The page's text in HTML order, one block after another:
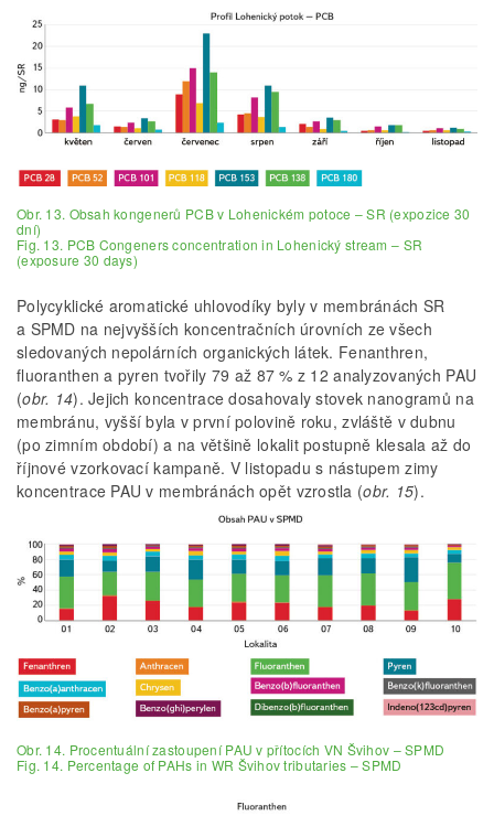
Obr. 13. Obsah kongenerů PCB v Lohenickém potoce – SR (expozice 30
dní)
Fig. 13. PCB Congeners concentration in Lohenický stream – SR
(exposure 30 days)
Polycyklické aromatické uhlovodíky byly v membránách SR
a SPMD na nejvyšších koncentračních úrovních ze všech
sledovaných nepolárních organických látek. Fenanthren,
fluoranthen a pyren tvořily 79 až 87 % z 12 analyzovaných PAU
(obr. 14). Jejich koncentrace dosahovaly stovek nanogramů na
membránu, vyšší byla v první polovině roku, zvláště v dubnu
(po zimním období) a na většině lokalit postupně klesala až do
říjnové vzorkovací kampaně. V listopadu s nástupem zimy
koncentrace PAU v membránách opět vzrostla (obr. 15).
Obr. 14. Procentuální zastoupení PAU v přítocích VN Švihov – SPMD
Fig. 14. Percentage of PAHs in WR Švihov tributaries – SPMD